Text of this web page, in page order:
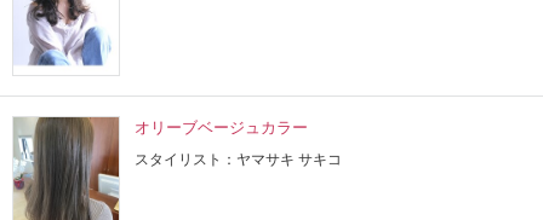
オリーブベージュカラー
スタイリスト：ヤマサキ サキコ